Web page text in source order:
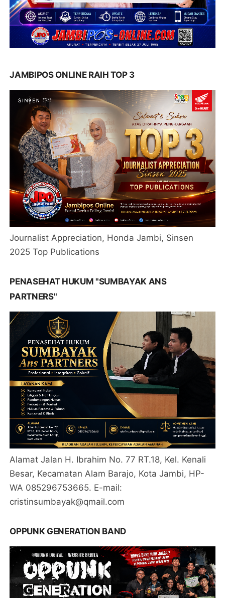
JAMBIPOS ONLINE RAIH TOP 3
Journalist Appreciation, Honda Jambi, Sinsen
2025 Top Publications
PENASEHAT HUKUM "SUMBAYAK ANS
PARTNERS"
Alamat Jalan H. Ibrahim No. 77 RT.18, Kel. Kenali
Besar, Kecamatan Alam Barajo, Kota Jambi, HP-
WA 085296753665. E-mail:
cristinsumbayak@qmail.com
OPPUNK GENERATION BAND